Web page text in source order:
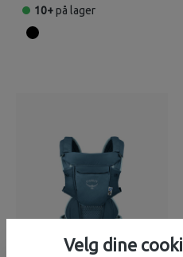
10+på lager
Velg dine